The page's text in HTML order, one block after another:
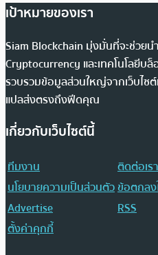
เป้าหมายของเรา
Siam Blockchain มุ่งมั่นที่จะช่วยน
Cryptocurrency และเทคโนโลยีบ
รวบรวมข้อมูลส่วนใหญ่จากเว็บไซต์
แปลส่งตรงถึงฟีดคุณ
เกี่ยวกับเว็บไซต์นี้
ทีมงาน
ติดต่อเรา
นโยบายความเป็นส่วนตัวข้อตกลง
Advertise
RSS
ตั้งค่าคุกกี้